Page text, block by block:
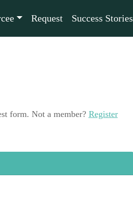
Request Success Stories
form. Not a member? Register